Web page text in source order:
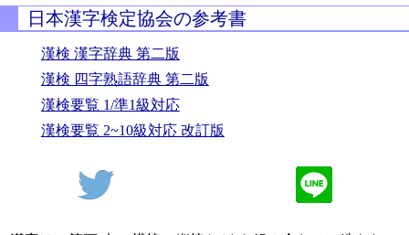
日本漢字検定協会の参考書
漢検 漢字辞典 第二版
漢検 四字熟語辞典 第二版
漢検要覧 1/準1級対応
漢検要覧 2~10級対応 改訂版